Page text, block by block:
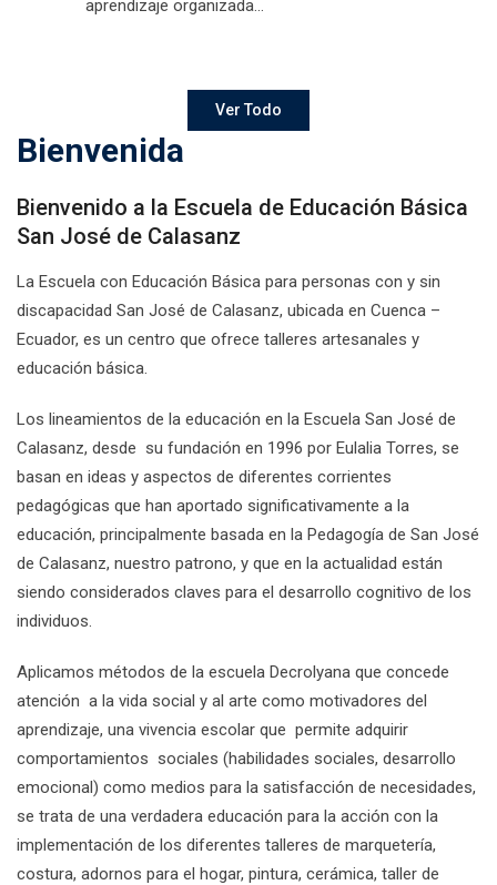
aprendizaje organizada…
Ver Todo
Bienvenida
Bienvenido a la Escuela de Educación Básica
San José de Calasanz
La Escuela con Educación Básica para personas con y sin
discapacidad San José de Calasanz, ubicada en Cuenca –
Ecuador, es un centro que ofrece talleres artesanales y
educación básica.
Los lineamientos de la educación en la Escuela San José de
Calasanz, desde su fundación en 1996 por Eulalia Torres, se
basan en ideas y aspectos de diferentes corrientes
pedagógicas que han aportado significativamente a la
educación, principalmente basada en la Pedagogía de San José
de Calasanz, nuestro patrono, y que en la actualidad están
siendo considerados claves para el desarrollo cognitivo de los
individuos.
Aplicamos métodos de la escuela Decrolyana que concede
atención a la vida social y al arte como motivadores del
aprendizaje, una vivencia escolar que permite adquirir
comportamientos sociales (habilidades sociales, desarrollo
emocional) como medios para la satisfacción de necesidades,
se trata de una verdadera educación para la acción con la
implementación de los diferentes talleres de marquetería,
costura, adornos para el hogar, pintura, cerámica, taller de